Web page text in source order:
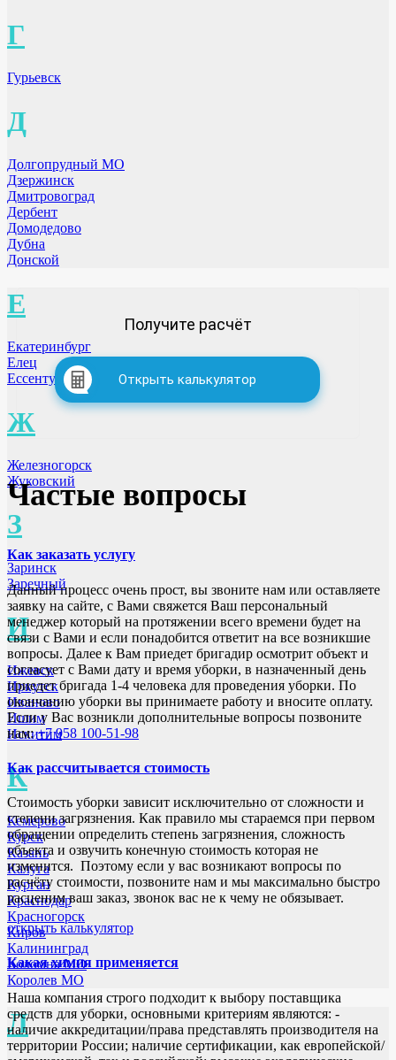
Г
Гурьевск
Д
Долгопрудный МО
Дзержинск
Дмитровоград
Дербент
Домодедово
Дубна
Донской
Е
Екатеринбург
Елец
Ессентуки
Ж
Железногорск
Жуковский
З
Заринск
Заречный
И
Ижевск
Иркутск
Иваново
Ишим
Искитим
К
Кемерово
Курск
Казань
Калуга
Курган
Краснодар
Красногорск
Киров
Калининград
Коломна МО
Королев МО
Л
Получите расчёт
Открыть калькулятор
Частые вопросы
Как заказать услугу
Данный процесс очень прост, вы звоните нам или оставляете
заявку на сайте, с Вами свяжется Ваш персональный
менеджер который на протяжении всего времени будет на
связи с Вами и если понадобится ответит на все возникшие
вопросы. Далее к Вам приедет бригадир осмотрит объект и
согласует с Вами дату и время уборки, в назначенный день
приедет бригада 1-4 человека для проведения уборки. По
окончанию уборки вы принимаете работу и вносите оплату.
Если у Вас возникли дополнительные вопросы позвоните
нам:+7 958 100-51-98
Как рассчитывается стоимость
Стоимость уборки зависит исключительно от сложности и
степени загрязнения. Как правило мы стараемся при первом
обращении определить степень загрязнения, сложность
объекта и озвучить конечную стоимость которая не
изменится. Поэтому если у вас возникают вопросы по
расчёту стоимости, позвоните нам и мы максимально быстро
расценим ваш заказ, звонок вас не к чему не обязывает.
открыть калькулятор
Какая химия применяется
Наша компания строго подходит к выбору поставщика
средств для уборки, основными критериям являются: -
наличие аккредитации/права представлять производителя на
территории России; наличие сертификации, как европейской/